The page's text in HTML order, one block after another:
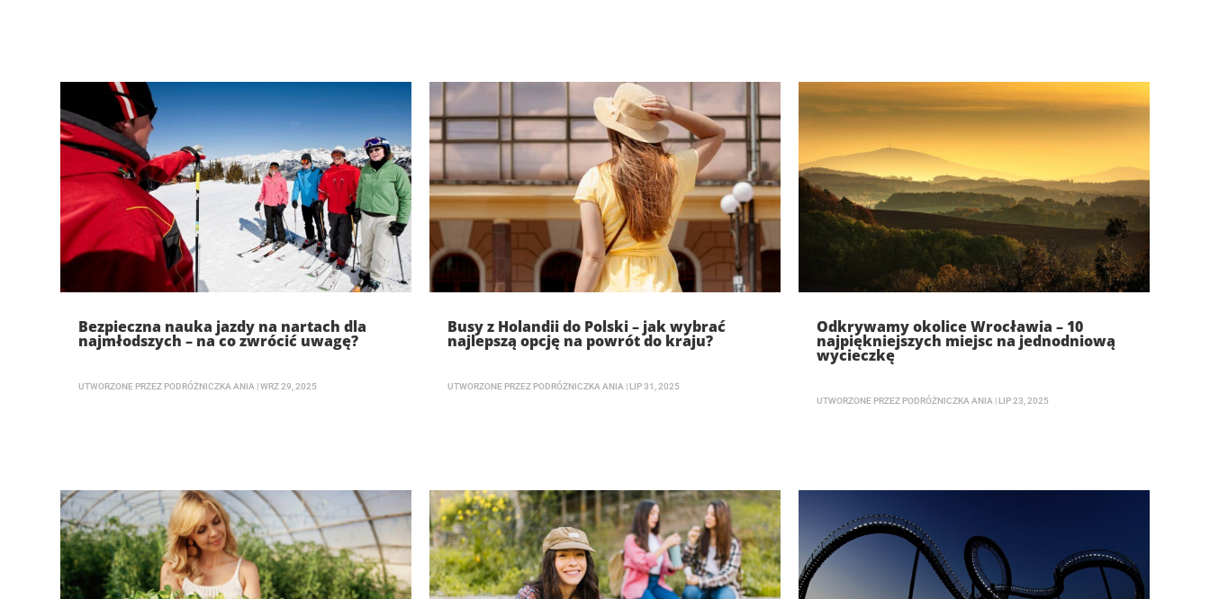
Bezpieczna nauka jazdy na nartach dla
najmłodszych – na co zwrócić uwagę?
UTWORZONE PRZEZ PODRÓŻNICZKA ANIA |WRZ 29, 2025
Busy z Holandii do Polski – jak wybrać
najlepszą opcję na powrót do kraju?
UTWORZONE PRZEZ PODRÓŻNICZKA ANIA | LIP 31, 2025
Odkrywamy okolice Wrocławia – 10
najpiękniejszych miejsc na jednodniową
wycieczkę
UTWORZONE PRZEZ PODRÓŻNICZKA ANIA | LIP 23, 2025